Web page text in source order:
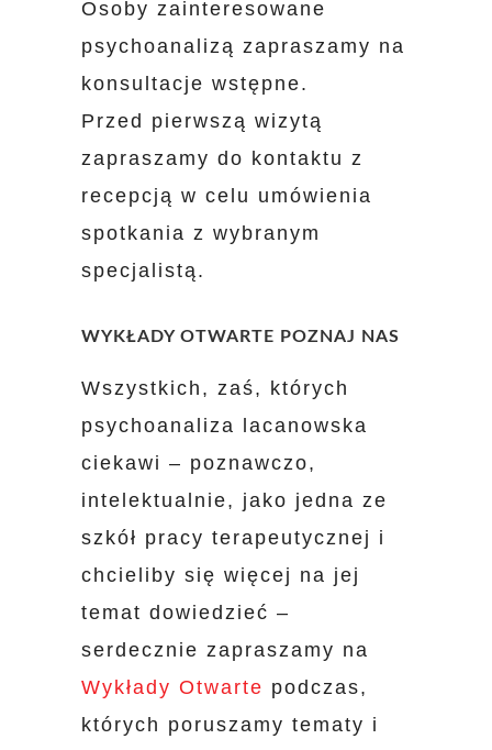
Osoby zainteresowane
psychoanalizą zapraszamy na
konsultacje wstępne.
Przed pierwszą wizytą
zapraszamy do kontaktu z
recepcją w celu umówienia
spotkania z wybranym
specjalistą.
WYKŁADY OTWARTE POZNAJ NAS
Wszystkich, zaś, których
psychoanaliza lacanowska
ciekawi – poznawczo,
intelektualnie, jako jedna ze
szkół pracy terapeutycznej i
chcieliby się więcej na jej
temat dowiedzieć –
serdecznie zapraszamy na
Wykłady Otwarte podczas,
których poruszamy tematy i